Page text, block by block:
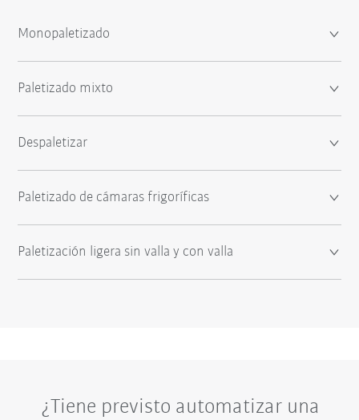
Monopaletizado
Paletizado mixto
Despaletizar
Paletizado de cámaras frigoríficas
Paletización ligera sin valla y con valla
¿Tiene previsto automatizar una